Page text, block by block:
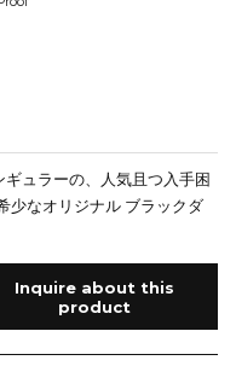
ュラーの、人気且つ入手困
少なオリジナル ブラックダ
Inquire about this
product